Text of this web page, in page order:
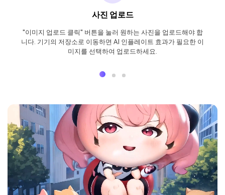
사진 업로드
"이미지 업로드 클릭" 버튼을 눌러 원하는 사진을 업로드해야 합
니다. 기기의 저장소로 이동하면 AI 인플레이트 효과가 필요한 이
미지를 선택하여 업로드하세요.